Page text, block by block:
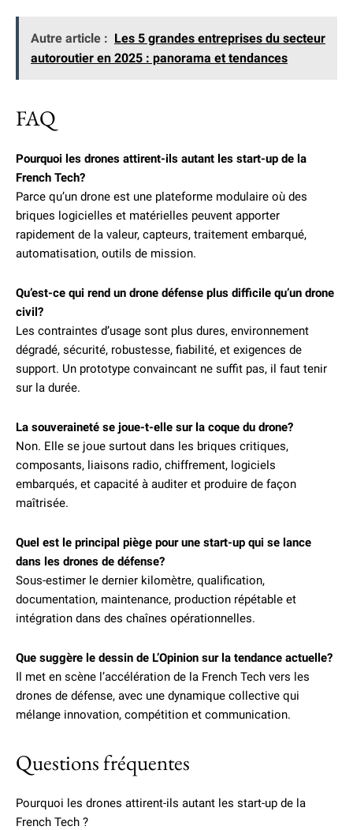
Autre article : Les 5 grandes entreprises du secteur
autoroutier en 2025 : panorama et tendances
FAQ
Pourquoi les drones attirent-ils autant les start-up de la
French Tech?
Parce qu’un drone est une plateforme modulaire où des
briques logicielles et matérielles peuvent apporter
rapidement de la valeur, capteurs, traitement embarqué,
automatisation, outils de mission.
Qu’est-ce qui rend un drone défense plus difficile qu’un drone
civil?
Les contraintes d’usage sont plus dures, environnement
dégradé, sécurité, robustesse, fiabilité, et exigences de
support. Un prototype convaincant ne suffit pas, il faut tenir
sur la durée.
La souveraineté se joue-t-elle sur la coque du drone?
Non. Elle se joue surtout dans les briques critiques,
composants, liaisons radio, chiffrement, logiciels
embarqués, et capacité à auditer et produire de façon
maîtrisée.
Quel est le principal piège pour une start-up qui se lance
dans les drones de défense?
Sous-estimer le dernier kilomètre, qualification,
documentation, maintenance, production répétable et
intégration dans des chaînes opérationnelles.
Que suggère le dessin de L’Opinion sur la tendance actuelle?
Il met en scène l’accélération de la French Tech vers les
drones de défense, avec une dynamique collective qui
mélange innovation, compétition et communication.
Questions fréquentes
Pourquoi les drones attirent-ils autant les start-up de la
French Tech ?